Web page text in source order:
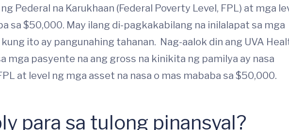
Pederal na Karukhaan (Federal Poverty Level, FPL) at mga
sa $50,000. May ilang di-pagkakabilang na inilalapat sa mga
ito ay pangunahing tahanan. Nag-aalok din ang UVA
mga pasyente na ang gross na kinikita ng pamilya ay nasa
at level ng mga asset na nasa o mas mababa sa $50,000.
para sa tulong pinansyal?